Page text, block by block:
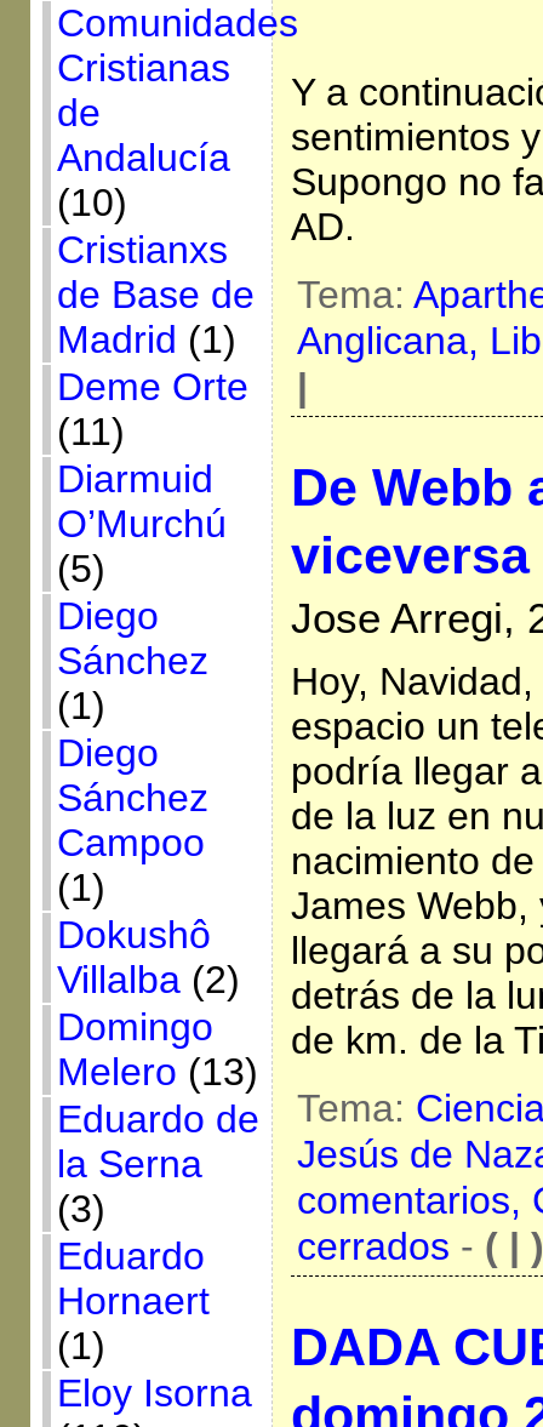
Comunidades
Cristianas
de
Andalucía
(10)
Cristianxs
de Base de
Madrid (1)
Deme Orte
(11)
Diarmuid
O’Murchú
(5)
Diego
Sánchez
(1)
Diego
Sánchez
Campoo
(1)
Dokushô
Villalba(2)
Domingo
Melero (13)
Eduardo de
la Serna
(3)
Eduardo
Hornaert
(1)
Eloy Isorna
Y a
sentimientos
Supongo no
AD.
Tema:
Anglicana,
|
De Webb
viceversa
Jose Arregi,
Hoy,
espacio un
podría llegar
de la luz en
nacimiento
James
llegará a su
detrás de la
de km. de la
Tema:
Jesús de
comentarios,
cerrados - ( | )
DADA